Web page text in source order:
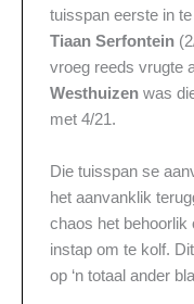
tuisspan eerste in
Tiaan Serfontein
vroeg reeds vrugte
Westhuizen was
met 4/21.
Die tuisspan se
het aanvanklik
chaos het behoorlik
instap om te kolf.
op ‘n totaal ander